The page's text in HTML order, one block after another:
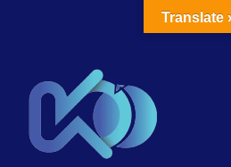
Translate